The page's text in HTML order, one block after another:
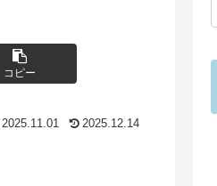
コピー
2025.11.01 2025.12.14